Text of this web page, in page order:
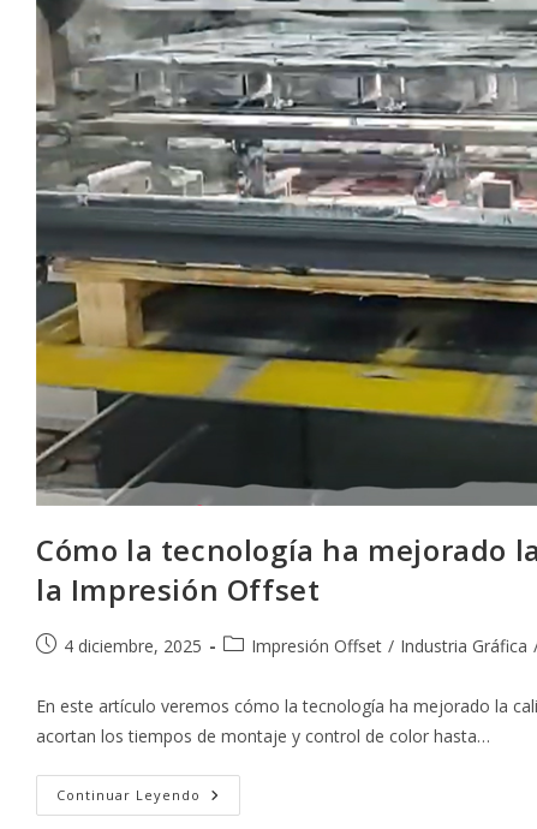
Cómo la tecnología ha mejorado
la Impresión Offset
Publicación
la
entrada:
4 diciembre, 2025
Categoría
entrada:
Impresión Offset / Industria Gráfica
En este artículo veremos cómo la tecnología ha mejorado la
acortan los tiempos de montaje y control de color hasta…
Continuar Leyendo Cómo
La